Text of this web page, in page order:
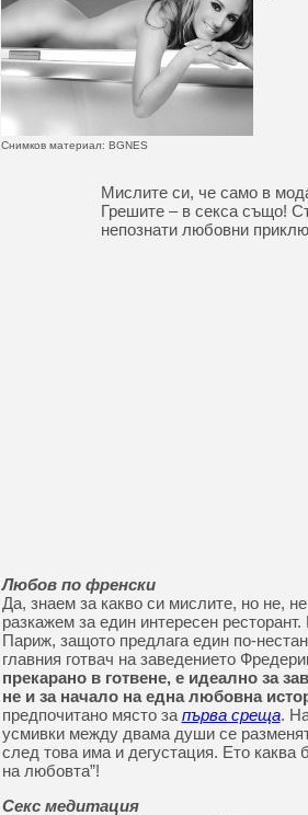
Снимков материал: BGNES
Мислите си, че само в
Грешите – в секса също!
непознати любовни
Любов по френски
Да, знаем за какво си мислите, но не,
разкажем за един интересен
Париж, защото предлага един по-
главния готвач на заведението
прекарано в готвене, е идеално за
не и за начало на една любовна
предпочитано място за първа среща.
усмивки между двама души се
след това има и дегустация. Ето каква
на любовта”!
Секс медитация